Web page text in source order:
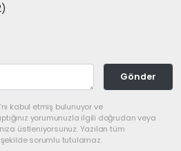
Gönder
kabul etmiş bulunuyor ve
yorumunuzla ilgili doğrudan veya
üstleniyorsunuz. Yazılan tüm
sorumlu tutulamaz.